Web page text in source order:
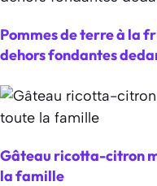
Pommes de terre à la
dehors fondantes
Gâteau ricotta-citron
la famille